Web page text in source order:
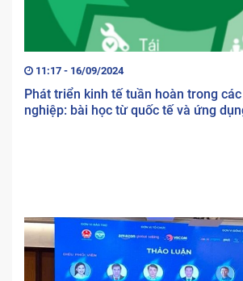
11:17 - 16/09/2024
Phát triển kinh tế tuần hoàn trong
nghiệp: bài học từ quốc tế và ứng